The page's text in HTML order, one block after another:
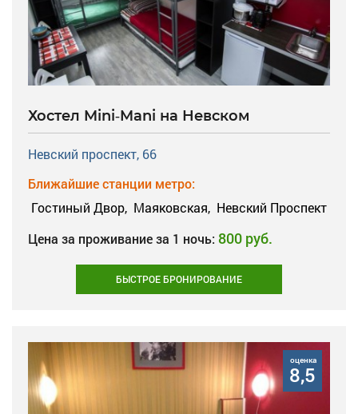
Хостел Mini-Mani на Невском
Невский проспект, 66
Ближайшие станции метро:
Гостиный Двор, Маяковская, Невский Проспект
Цена за проживание за 1 ночь: 800 руб.
БЫСТРОЕ БРОНИРОВАНИЕ
оценка
8,5